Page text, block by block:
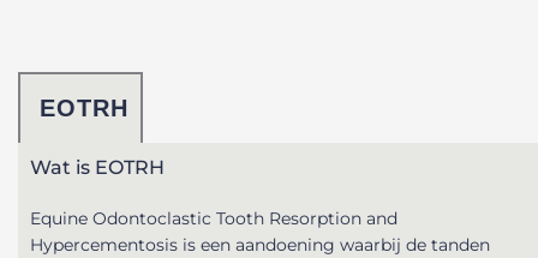
EOTRH
Wat is EOTRH
Equine Odontoclastic Tooth Resorption and
Hypercementosis is een aandoening waarbij de tanden